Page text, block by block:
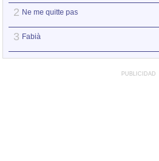
2 Ne me quitte pas
3 Fabià
PUBLICIDAD